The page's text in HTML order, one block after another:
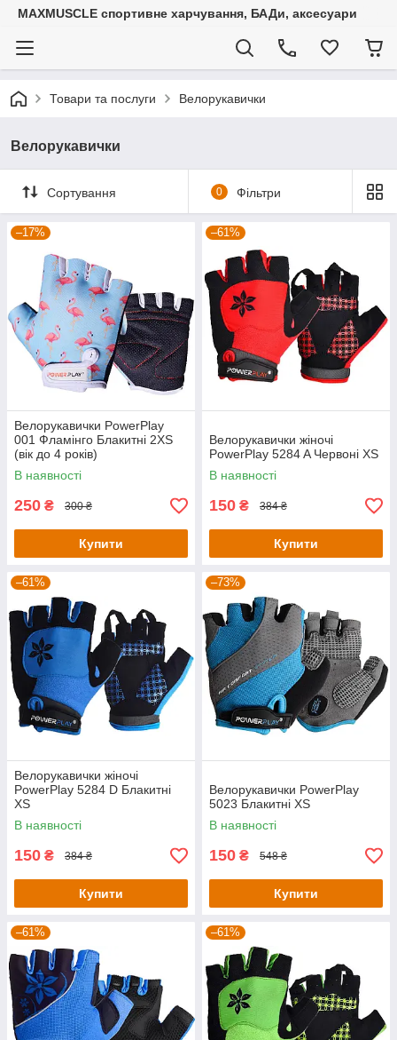
MAXMUSCLE спортивне харчування, БАДи, аксесуари
Товари та послуги Велорукавички
Велорукавички
Сортування 0 Фільтри
–17%
Велорукавички PowerPlay
001 Фламінго Блакитні 2XS
(вік до 4 років)
В наявності
250 ₴ 300 ₴
Купити
–61%
Велорукавички жіночі
PowerPlay 5284 A Червоні XS
В наявності
150 ₴ 384 ₴
Купити
–61%
Велорукавички жіночі
PowerPlay 5284 D Блакитні
XS
В наявності
150 ₴ 384 ₴
Купити
–73%
Велорукавички PowerPlay
5023 Блакитні XS
В наявності
150 ₴ 548 ₴
Купити
–61% –61%